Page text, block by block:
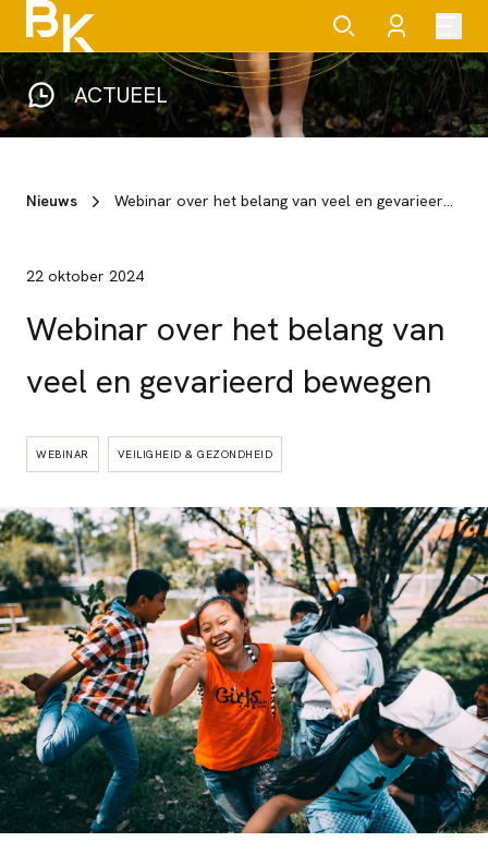
ACTUEEL
Nieuws Webinar over het belang van veel en gevarieerd bewegen
22 oktober 2024
Webinar over het belang van
veel en gevarieerd bewegen
WEBINAR VEILIGHEID & GEZONDHEID